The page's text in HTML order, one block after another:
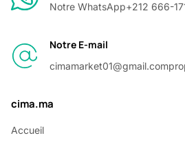
Notre WhatsApp+212 666-
Notre E-mail
cimamarket01@gmail.com
cima.ma
Accueil